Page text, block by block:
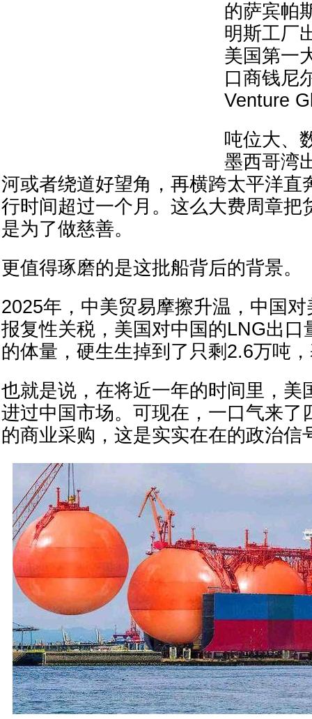
的萨宾帕
明斯工厂
美国第一
口商钱尼
Venture
吨位大、
墨西哥湾
河或者绕道好望角，再横跨太平洋直
行时间超过一个月。这么大费周章把
是为了做慈善。
更值得琢磨的是这批船背后的背景。
2025年，中美贸易摩擦升温，中国
报复性关税，美国对中国的LNG出口
的体量，硬生生掉到了只剩2.6万吨
也就是说，在将近一年的时间里，美
进过中国市场。可现在，一口气来了
的商业采购，这是实实在在的政治信